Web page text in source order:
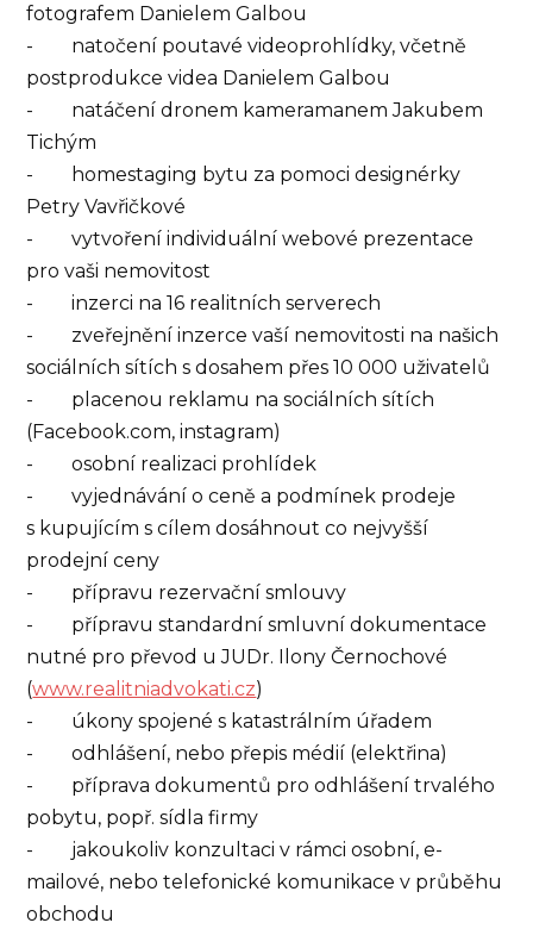
fotografem Danielem Galbou
- natočení poutavé videoprohlídky, včetně
postprodukce videa Danielem Galbou
- natáčení dronem kameramanem Jakubem
Tichým
- homestaging bytu za pomoci designérky
Petry Vavřičkové
- vytvoření individuální webové prezentace
pro vaši nemovitost
- inzerci na 16 realitních serverech
- zveřejnění inzerce vaší nemovitosti na našich
sociálních sítích s dosahem přes 10 000 uživatelů
- placenou reklamu na sociálních sítích
(Facebook.com, instagram)
- osobní realizaci prohlídek
- vyjednávání o ceně a podmínek prodeje
s kupujícím s cílem dosáhnout co nejvyšší
prodejní ceny
- přípravu rezervační smlouvy
- přípravu standardní smluvní dokumentace
nutné pro převod u JUDr. Ilony Černochové
(www.realitniadvokati.cz)
- úkony spojené s katastrálním úřadem
- odhlášení, nebo přepis médií (elektřina)
- příprava dokumentů pro odhlášení trvalého
pobytu, popř. sídla firmy
- jakoukoliv konzultaci v rámci osobní, e-
mailové, nebo telefonické komunikace v průběhu
obchodu